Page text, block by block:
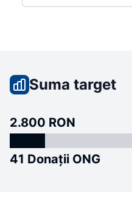
Suma target
2.800 RON
41 Donații ONG